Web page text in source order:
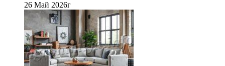
26 Май 2026г